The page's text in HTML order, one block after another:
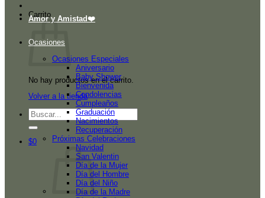
Carrito
No hay productos en el carrito.
Volver a la tienda
Buscar
por:
$0
Amor y Amistad❤️
Ocasiones
Ocasiones Especiales
Aniversario
Baby Shower
Bienvenida
Condolencias
Cumpleaños
Graduación
Nacimientos
Recuperación
Próximas Celebraciones
Navidad
San Valentin
Día de la Mujer
Día del Hombre
Día del Niño
Día de la Madre